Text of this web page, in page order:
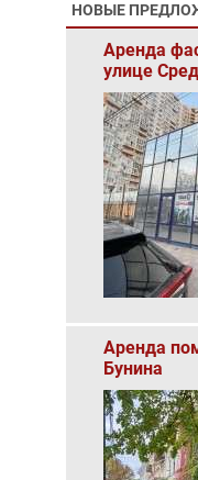
НОВЫЕ
Аренда
улице
Аренда
Бунина